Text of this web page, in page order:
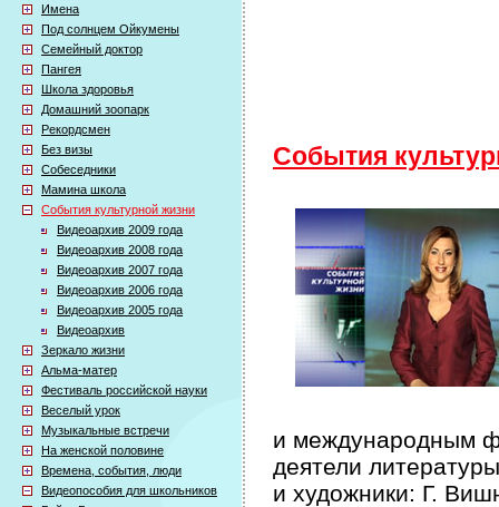
Имена
Под солнцем Ойкумены
Семейный доктор
Пангея
Школа здоровья
Домашний зоопарк
Рекордсмен
Без визы
Собеседники
Мамина школа
События культурной жизни
Видеоархив 2009 года
Видеоархив 2008 года
Видеоархив 2007 года
Видеоархив 2006 года
Видеоархив 2005 года
Видеоархив
Зеркало жизни
Альма-матер
Фестиваль российской науки
Веселый урок
Музыкальные встречи
На женской половине
Времена, события, люди
Видеопособия для школьников
События
и международным
деятели
и художники: Г.